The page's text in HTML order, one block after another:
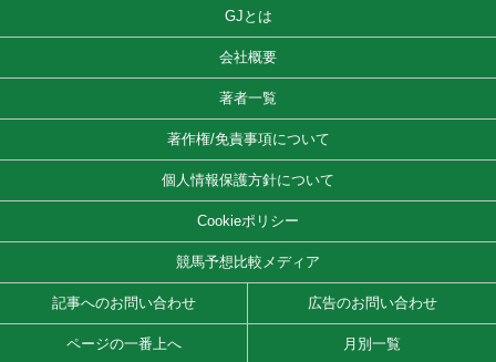
GJとは
会社概要
著者一覧
著作権/免責事項について
個人情報保護方針について
Cookieポリシー
競馬予想比較メディア
記事へのお問い合わせ 広告のお問い合わせ
ページの一番上へ 月別一覧